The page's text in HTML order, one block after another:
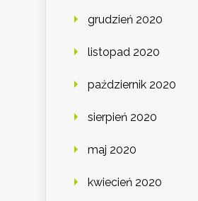
grudzień 2020
listopad 2020
październik 2020
sierpień 2020
maj 2020
kwiecień 2020